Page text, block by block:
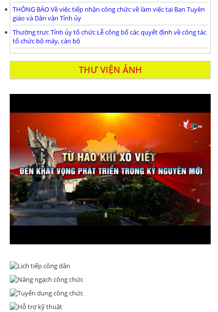
THÔNG BÁO Về việc tiếp nhận công chức về làm việc tại Ban Tuyên
giáo và Dân vận Tỉnh ủy
Thường trưc Tỉnh ủy tổ chức Lễ công bố các quyết định về công tác
tổ chức bộ máy, cán bộ
THƯ VIỆN ẢNH